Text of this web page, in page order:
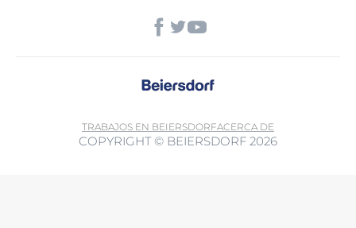
TRABAJOS EN BEIERSDORFACERCA DE
COPYRIGHT © BEIERSDORF 2026